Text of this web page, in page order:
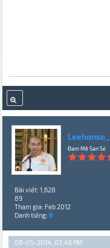
Đam Mê San Sẻ
Bài viết: 1,628
89
Tham gia: Feb 2012
Danh tiếng: 6
08-05-2014, 02:46 PM